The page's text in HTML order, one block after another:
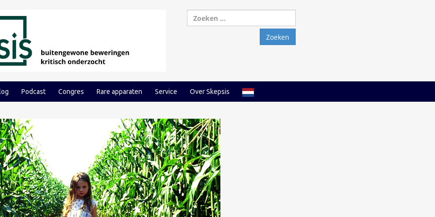
naar:
Podcast Congres Rare apparaten Service Over Skepsis